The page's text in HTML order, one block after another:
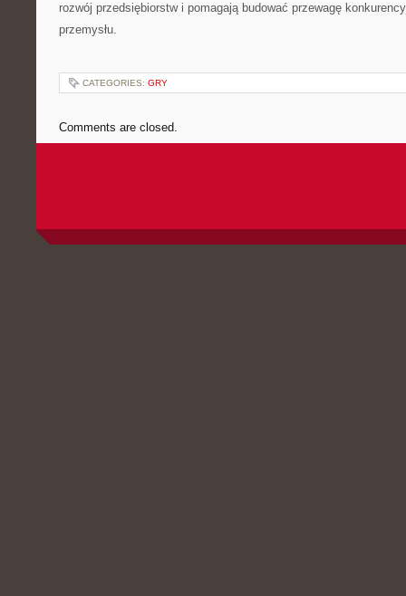
rozwój przedsiębiorstw i pomagają budować przewagę
przemysłu.
CATEGORIES: GRY
Comments are closed.